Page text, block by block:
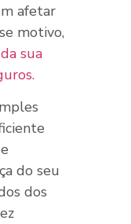
afetar
motivo,
sua
do seu
dos